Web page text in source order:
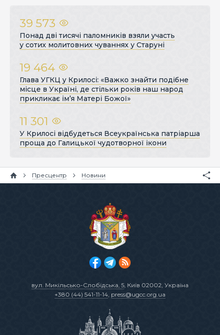
39 573
Понад дві тисячі паломників взяли участь
у сотих молитовних чуваннях у Старуні
19 464
Глава УГКЦ у Крилосі: «Важко знайти подібне
місце в Україні, де стільки років наш народ
прикликає ім’я Матері Божої»
11 301
У Крилосі відбудеться Всеукраїнська патріарша
проща до Галицької чудотворної ікони
Пресцентр Новини
вул. Микільсько-Слобідська, 5, Київ 02002, Україна
+380 (44) 541-11-14, press@ugcc.org.ua